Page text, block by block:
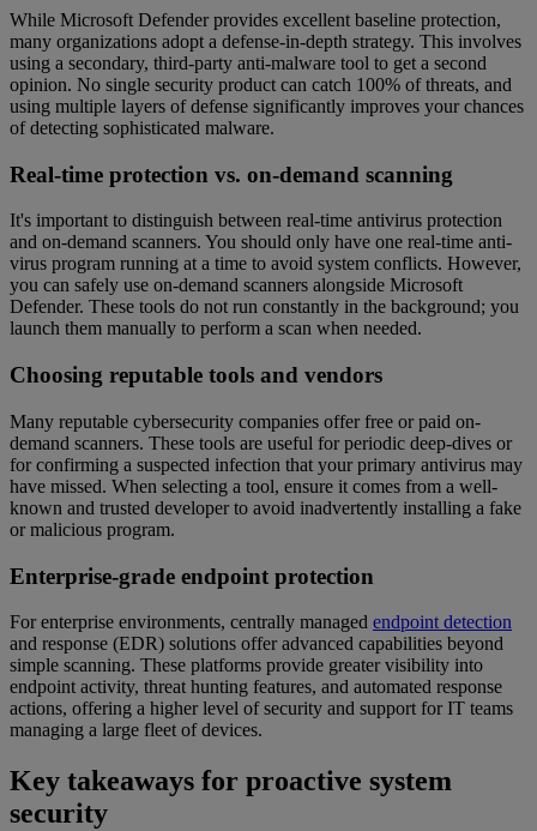
While Microsoft Defender provides excellent baseline protection,
many organizations adopt a defense-in-depth strategy. This involves
using a secondary, third-party anti-malware tool to get a second
opinion. No single security product can catch 100% of threats, and
using multiple layers of defense significantly improves your chances
of detecting sophisticated malware.
Real-time protection vs. on-demand scanning
It's important to distinguish between real-time antivirus protection
and on-demand scanners. You should only have one real-time anti-
virus program running at a time to avoid system conflicts. However,
you can safely use on-demand scanners alongside Microsoft
Defender. These tools do not run constantly in the background; you
launch them manually to perform a scan when needed.
Choosing reputable tools and vendors
Many reputable cybersecurity companies offer free or paid on-
demand scanners. These tools are useful for periodic deep-dives or
for confirming a suspected infection that your primary antivirus may
have missed. When selecting a tool, ensure it comes from a well-
known and trusted developer to avoid inadvertently installing a fake
or malicious program.
Enterprise-grade endpoint protection
For enterprise environments, centrally managed endpoint detection
and response (EDR) solutions offer advanced capabilities beyond
simple scanning. These platforms provide greater visibility into
endpoint activity, threat hunting features, and automated response
actions, offering a higher level of security and support for IT teams
managing a large fleet of devices.
Key takeaways for proactive system
security